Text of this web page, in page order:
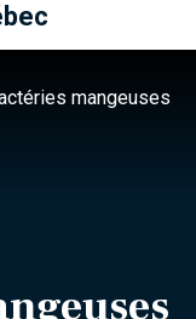
mangeuses